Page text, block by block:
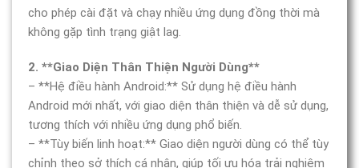
cho phép cài đặt và chạy nhiều ứng dụng đồng thời mà
không gặp tình trạng giật lag.
2. **Giao Diện Thân Thiện Người Dùng**
– **Hệ điều hành Android:** Sử dụng hệ điều hành
Android mới nhất, với giao diện thân thiện và dễ sử dụng,
tương thích với nhiều ứng dụng phổ biến.
– **Tùy biến linh hoạt:** Giao diện người dùng có thể tùy
chỉnh theo sở thích cá nhân, giúp tối ưu hóa trải nghiệm